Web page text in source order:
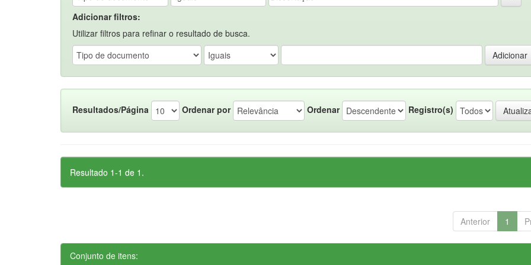
Adicionar filtros:
Utilizar filtros para refinar o resultado de busca.
Resultados/Página Ordenar por Ordenar Registro(s)
Resultado 1-1 de 1.
Anterior 1
Conjunto de itens: